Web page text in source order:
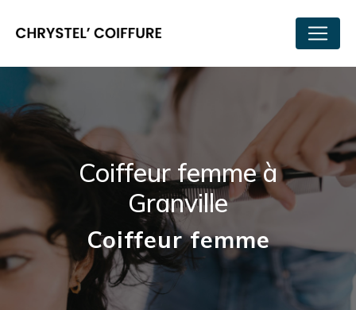
Coiffeur femme à
Granville
Coiffeur femme